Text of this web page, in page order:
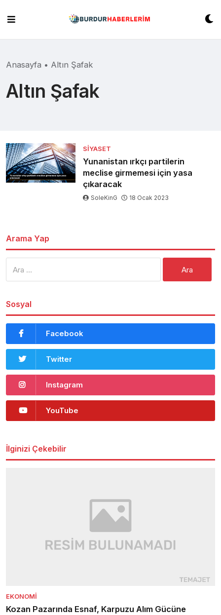
content
Anasayfa • Altın Şafak
Altın Şafak
SIYASET
Yunanistan ırkçı partilerin
meclise girmemesi için yasa
çıkaracak
SoleKinG 18 Ocak 2023
Arama Yap
Sosyal
Facebook
Twitter
Instagram
YouTube
İlginizi Çekebilir
EKONOMI
Kozan Pazarında Esnaf, Karpuzu Alım Gücüne